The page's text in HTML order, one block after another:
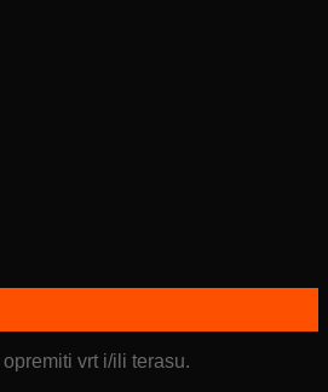
vrt i/ili terasu.